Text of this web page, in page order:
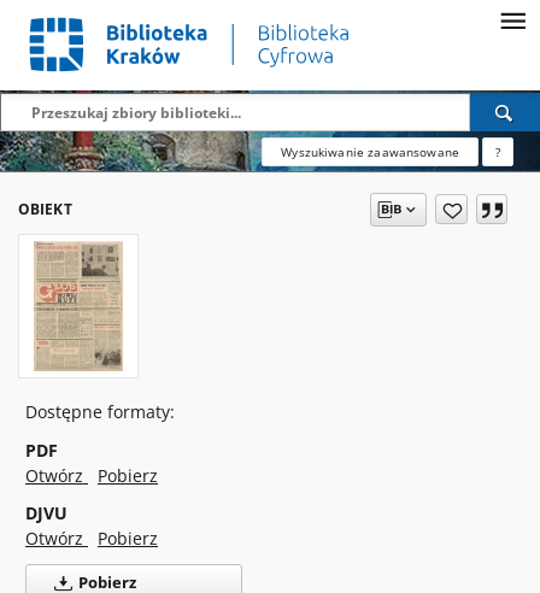
Wyszukiwanie zaawansowane ?
OBIEKT
Dostępne formaty:
PDF
Otwórz
Pobierz
DJVU
Otwórz
Pobierz
Pobierz